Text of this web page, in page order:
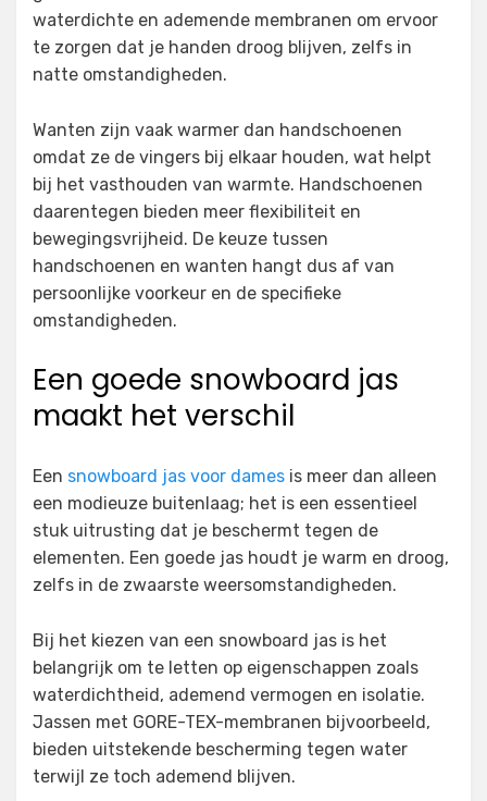
waterdichte en ademende membranen om ervoor
te zorgen dat je handen droog blijven, zelfs in
natte omstandigheden.
Wanten zijn vaak warmer dan handschoenen
omdat ze de vingers bij elkaar houden, wat helpt
bij het vasthouden van warmte. Handschoenen
daarentegen bieden meer flexibiliteit en
bewegingsvrijheid. De keuze tussen
handschoenen en wanten hangt dus af van
persoonlijke voorkeur en de specifieke
omstandigheden.
Een goede snowboard jas
maakt het verschil
Een snowboard jas voor dames is meer dan alleen
een modieuze buitenlaag; het is een essentieel
stuk uitrusting dat je beschermt tegen de
elementen. Een goede jas houdt je warm en droog,
zelfs in de zwaarste weersomstandigheden.
Bij het kiezen van een snowboard jas is het
belangrijk om te letten op eigenschappen zoals
waterdichtheid, ademend vermogen en isolatie.
Jassen met GORE-TEX-membranen bijvoorbeeld,
bieden uitstekende bescherming tegen water
terwijl ze toch ademend blijven.